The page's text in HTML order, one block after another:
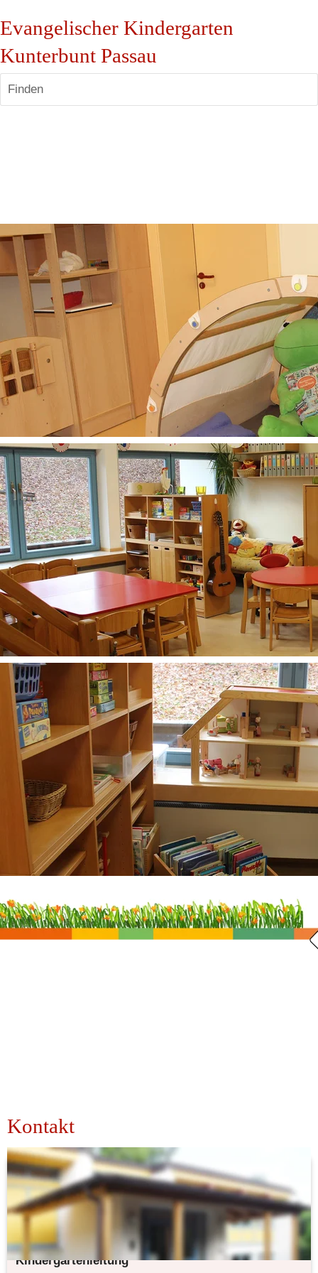
Evangelischer Kindergarten
Kunterbunt Passau
Finden
Kontakt
Evangelischer Kindergarten Kunterbunt
Passau
Weinleitenweg 21
94036 Passau
Kindergartenleitung